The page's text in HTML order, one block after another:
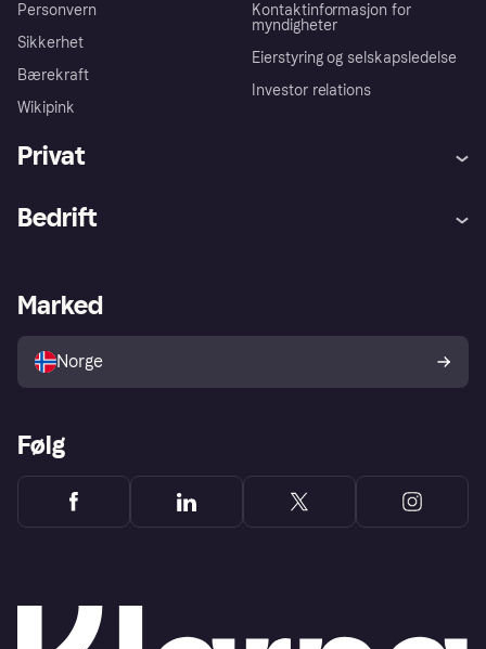
Personvern
Sikkerhet
Bærekraft
Wikipink
Kontaktinformasjon for
myndigheter
Eierstyring og selskapsledelse
Investor relations
Privat
Utforsk butikker
Bedrift
Merchant portal
Marked
Norge
Følg